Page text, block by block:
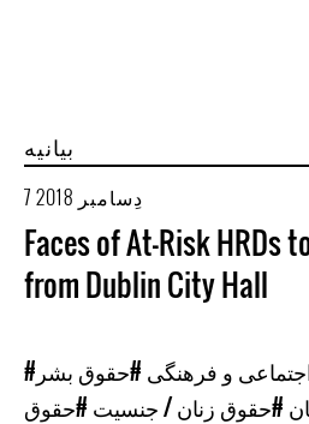
بیانیه
7 دِسامبر 2018
Faces of At-Risk HRDs
from Dublin City Hall
و فرهنگی #حقوق بشر
#حقوق زنان / جنسیت #حقوق